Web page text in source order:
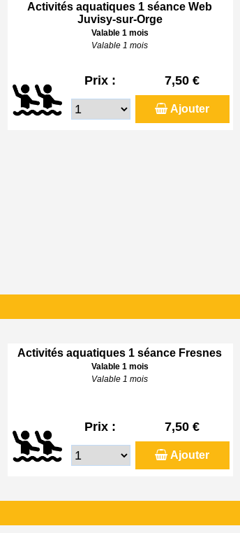
Activités aquatiques 1 séance Web
Juvisy-sur-Orge
Valable 1 mois
Valable 1 mois
Prix : 7,50 €
Ajouter
Activités aquatiques 1 séance Fresnes
Valable 1 mois
Valable 1 mois
Prix : 7,50 €
Ajouter